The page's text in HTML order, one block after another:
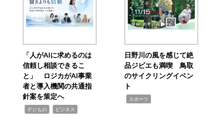
「人がAIに求めるのは
信頼し相談できるこ
と」 ロジカがAI事業
者と導入機関の共通指
針案を策定へ
デジもの ビジネス
日野川の風を感じて絶
品ジビエも満喫 鳥取
のサイクリングイベン
ト
スポーツ